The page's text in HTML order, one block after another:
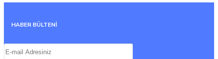
HABER BÜLTENİ